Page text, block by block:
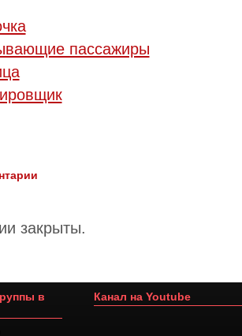
пассажиры
закрыты.
в
Канал на Youtube